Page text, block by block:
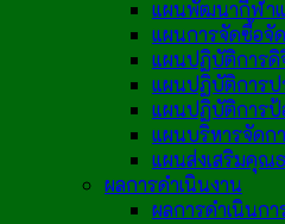
แผนพัฒนากีฬา
แผนการจัดซื้อจั
แผนปฏิบัติการดิ
แผนปฏิบัติการ
แผนปฏิบัติการป้
แผนบริหารจัดก
แผนส่งเสริมคุณ
ผลการดำเนินงาน
ผลการดำเนินกา